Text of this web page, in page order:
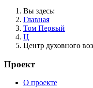
Вы здесь:
Главная
Том Первый
Ц
Центр духовного
Проект
О проекте